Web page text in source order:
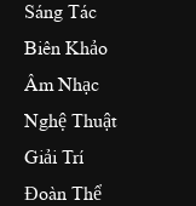
Sáng Tác
Biên Khảo
Âm Nhạc
Nghệ Thuật
Giải Trí
Đoàn Thể